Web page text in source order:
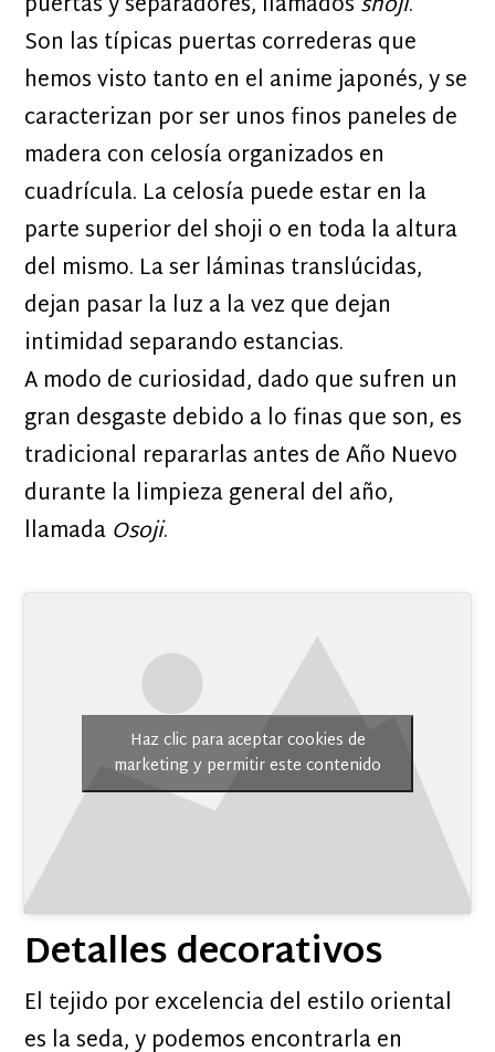
Son las típicas puertas correderas que
hemos visto tanto en el anime japonés, y se
caracterizan por ser unos finos paneles de
madera con celosía organizados en
cuadrícula. La celosía puede estar en la
parte superior del shoji o en toda la altura
del mismo. La ser láminas translúcidas,
dejan pasar la luz a la vez que dejan
intimidad separando estancias.
A modo de curiosidad, dado que sufren un
gran desgaste debido a lo finas que son, es
tradicional repararlas antes de Año Nuevo
durante la limpieza general del año,
llamada Osoji.
Haz clic para aceptar cookies de
marketing y permitir este contenido
Detalles decorativos
El tejido por excelencia del estilo oriental
es la seda, y podemos encontrarla en